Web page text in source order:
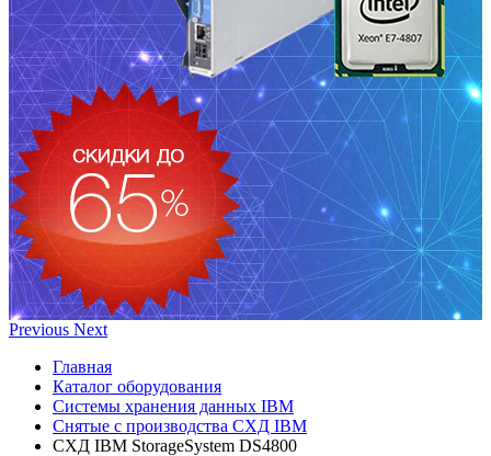
Previous Next
Главная
Каталог оборудования
Системы хранения данных IBM
Снятые с производства СХД IBM
СХД IBM StorageSystem DS4800